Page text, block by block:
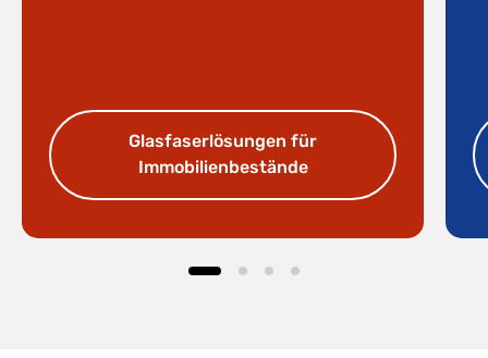
Glasfaserlösungen für
Immobilienbestände